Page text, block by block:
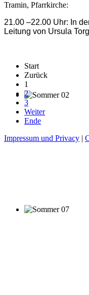
Tramin, Pfarrkirche:
21.00 –22.00 Uhr: In
Leitung von Ursula
Start
Zurück
1
2
3
Weiter
Ende
Impressum und Privacy |